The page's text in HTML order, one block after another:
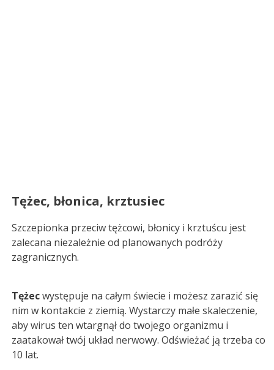
Tężec, błonica, krztusiec
Szczepionka przeciw tężcowi, błonicy i krztuścu jest
zalecana niezależnie od planowanych podróży
zagranicznych.
Tężecwystępuje na całym świecie i możesz zarazić się
nim w kontakcie z ziemią. Wystarczy małe skaleczenie,
aby wirus ten wtargnął do twojego organizmu i
zaatakował twój układ nerwowy. Odświeżać ją trzeba co
10 lat.